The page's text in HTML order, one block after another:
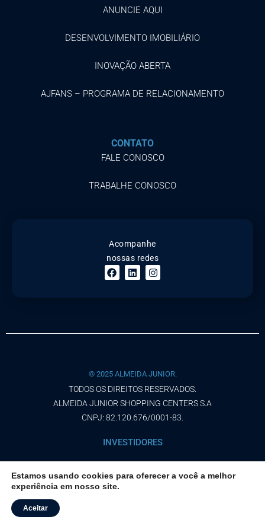
ANUNCIE AQUI
DESENVOLVIMENTO IMOBILIÁRIO
INOVAÇÃO ABERTA
AJFANS – PROGRAMA DE RELACIONAMENTO
CONTATO
FALE CONOSCO
TRABALHE CONOSCO
Acompanhe
nossas redes
© 2025 ALMEIDA JUNIOR.
TODOS OS DIREITOS RESERVADOS.
ALMEIDA JUNIOR SHOPPING CENTERS S.A
CNPJ: 82.120.676/0001-83.
INVESTIDORES
TERMOS DE USO
Estamos usando cookies para oferecer a você a melhor
experiência em nosso site.
Aceitar